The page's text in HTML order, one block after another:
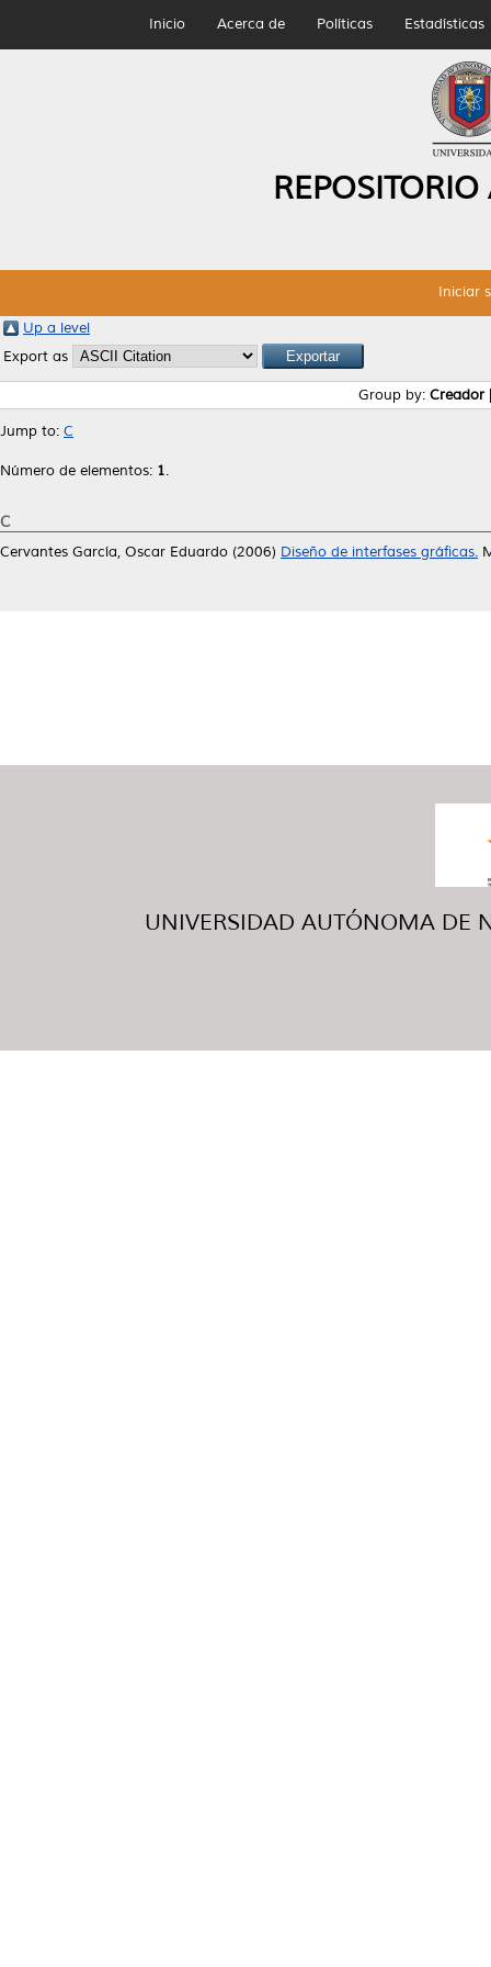
Inicio Acerca de Políticas Estadísticas
Iniciar
Up a level
Export as
Group by: Creador
Jump to: C
Número de elementos: 1.
C
Cervantes García, Oscar Eduardo (2006) Diseño de interfases gráficas.
UNIVERSIDAD AUTÓNOMA DE